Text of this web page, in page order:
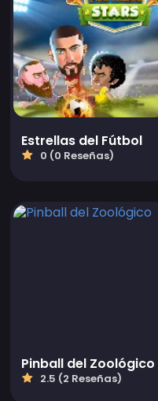
Estrellas del Fútbol
0 (0 Reseñas)
Pinball del Zoológico
2.5 (2 Reseñas)